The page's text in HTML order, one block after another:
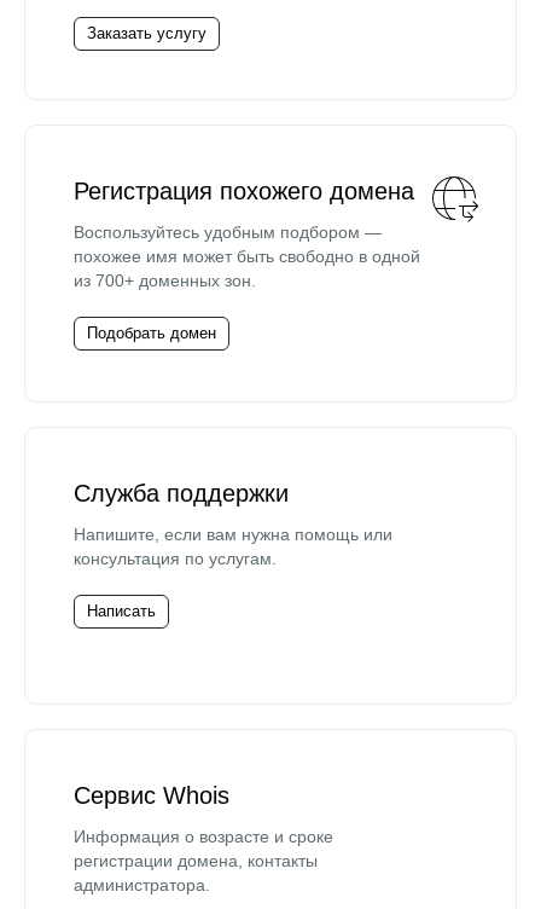
Заказать услугу
Регистрация похожего домена
Воспользуйтесь удобным подбором —
похожее имя может быть свободно в одной
из 700+ доменных зон.
Подобрать домен
Служба поддержки
Напишите, если вам нужна помощь или
консультация по услугам.
Написать
Сервис Whois
Информация о возрасте и сроке
регистрации домена, контакты
администратора.